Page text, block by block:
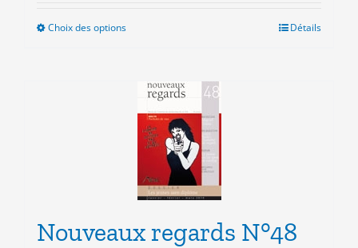
Choix des optionsCe
plusieurs
variations.
Les
options
peuvent
choisies
sur
page
Détails
Nouveaux regards N°48